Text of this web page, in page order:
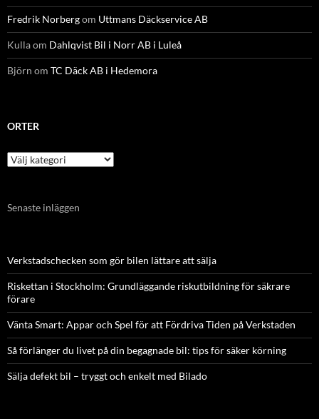
Fredrik Norbergom Uttmans Däckservice AB
Kullaom Dahlqvist Bil i Norr AB i Luleå
Björn om TC Däck AB i Hedemora
ORTER
Orter
Senaste inläggen
Verkstadschecken som gör bilen lättare att sälja
Riskettan i Stockholm: Grundläggande riskutbildning för säkrare
förare
Vänta Smart: Appar och Spel för att Fördriva Tiden på Verkstaden
Så förlänger du livet på din begagnade bil: tips för säker körning
Sälja defekt bil – tryggt och enkelt med Bilado